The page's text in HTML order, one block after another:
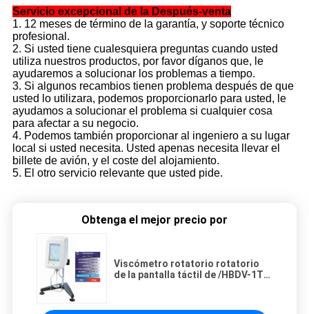
Servicio excepcional de la Después-venta
1. 12 meses de término de la garantía, y soporte técnico
profesional.
2. Si usted tiene cualesquiera preguntas cuando usted
utiliza nuestros productos, por favor díganos que, le
ayudaremos a solucionar los problemas a tiempo.
3. Si algunos recambios tienen problema después de que
usted lo utilizara, podemos proporcionarlo para usted, le
ayudamos a solucionar el problema si cualquier cosa
para afectar a su negocio.
4. Podemos también proporcionar al ingeniero a su lugar
local si usted necesita. Usted apenas necesita llevar el
billete de avión, y el coste del alojamiento.
5. El otro servicio relevante que usted pide.
Obtenga el mejor precio por
Viscómetro rotatorio rotatorio
de la pantalla táctil de /HBDV-1T